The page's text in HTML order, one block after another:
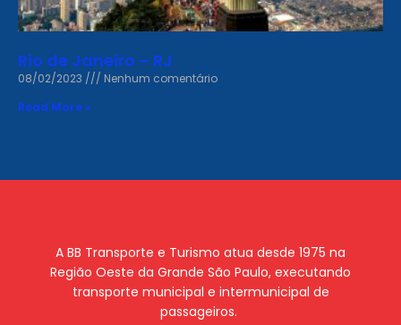
Rio de Janeiro – RJ
08/02/2023
Nenhum comentário
Read More »
A BB Transporte e Turismo atua desde 1975 na
Região Oeste da Grande São Paulo, executando
transporte municipal e intermunicipal de
passageiros.